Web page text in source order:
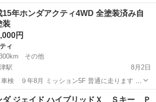
LED ホイール ブロックタイヤ コンポ JBLスピ
クティ
年ホンダアクティ4WD 全塗装済み自
装
円
ィ
その他
駅
8月2日
レーム
直江津駅 アクティ ホンダアクティ
ダ ジェイド ハイブリッドＸ Ｓキー Ｐ